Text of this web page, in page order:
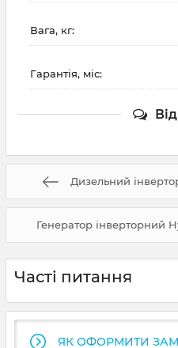
Вага, кг:
Гарантія, міс:
Дизельний
Генератор інверторний
Часті питання
ЯК ОФОРМИТИ